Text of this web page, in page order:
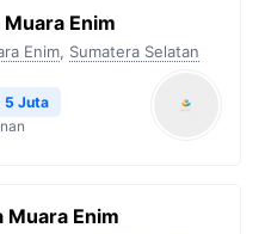
Muara Enim
Enim, Sumatera Selatan
5 Juta
Muara Enim